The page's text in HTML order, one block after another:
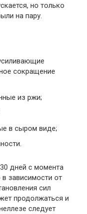
но только
на пару.
сокращение
из ржи;
в сыром виде;
дней с момента
зависимости от
сил
продолжаться и
следует